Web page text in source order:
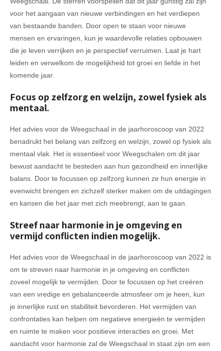
voor het aangaan van nieuwe verbindingen en het verdiepen
van bestaande banden. Door open te staan voor nieuwe
mensen en ervaringen, kun je waardevolle relaties opbouwen
die je leven verrijken en je perspectief verruimen. Laat je hart
leiden en verwelkom de mogelijkheid tot groei en liefde in het
komende jaar.
Focus op zelfzorg en welzijn, zowel fysiek als
mentaal.
Het advies voor de Weegschaal in de jaarhoroscoop van 2022
benadrukt het belang van zelfzorg en welzijn, zowel op fysiek als
mentaal vlak. Het is essentieel voor Weegschalen om dit jaar
bewust aandacht te besteden aan hun gezondheid en innerlijke
balans. Door te focussen op zelfzorg kunnen ze hun energie in
evenwicht brengen en zichzelf sterker maken om de uitdagingen
en kansen die het jaar met zich meebrengt, aan te gaan.
Streef naar harmonie in je omgeving en
vermijd conflicten indien mogelijk.
Het advies voor de Weegschaal in de jaarhoroscoop van 2022 is
om te streven naar harmonie in je omgeving en conflicten
zoveel mogelijk te vermijden. Door te focussen op het creëren
van een vredige en gebalanceerde atmosfeer om je heen, kun
je innerlijke rust en stabiliteit bevorderen. Het vermijden van
confrontaties kan helpen om negatieve energieën te vermijden
en ruimte te maken voor positieve interacties en groei. Met
aandacht voor harmonie zal de Weegschaal in staat zijn om een